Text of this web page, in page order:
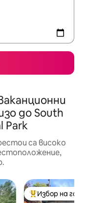
до South
Park
са високо
Най-популярен
Избор на